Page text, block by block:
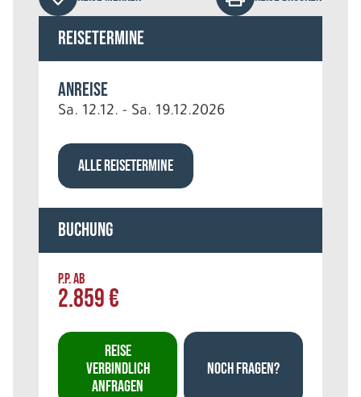
Reisetermine
Anreise
Sa. 12.12. - Sa. 19.12.2026
ALLE REISETERMINE
Buchung
P.P. AB
2.859 €
REISE
VERBINDLICH
ANFRAGEN
NOCH FRAGEN?